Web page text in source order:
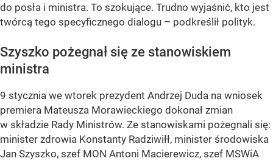
do posła i ministra. To szokujące. Trudno wyjaśnić, kto jest
twórcą tego specyficznego dialogu – podkreślił polityk.
Szyszko pożegnał się ze stanowiskiem
ministra
9 stycznia we wtorek prezydent Andrzej Duda na wniosek
premiera Mateusza Morawieckiego dokonał zmian
w składzie Rady Ministrów. Ze stanowiskami pożegnali się:
minister zdrowia Konstanty Radziwiłł, minister środowiska
Jan Szyszko, szef MON Antoni Macierewicz, szef MSWiA